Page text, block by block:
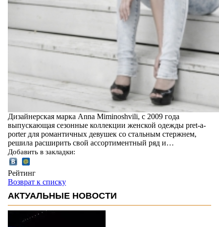
Дизайнерская марка Anna Miminoshvili, с 2009 года
выпускающая сезонные коллекции женской одежды pret-a-
porter для романтичных девушек со стальным стержнем,
решила расширить свой ассортиментный ряд и…
Добавить в закладки:
Рейтинг
Возврат к списку
АКТУАЛЬНЫЕ НОВОСТИ